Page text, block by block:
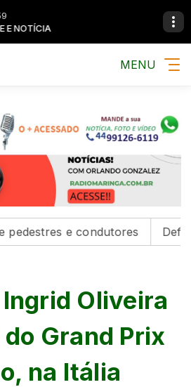
E NOTÍCIA MÚSICA,
MENU
e condutores Defesa
Oliveira
Grand Prix
na Itália